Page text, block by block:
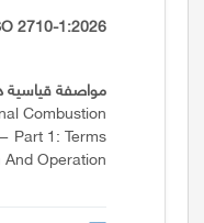
2710-1:2026
مواصفة قياسية
Combustion
Part 1: Terms
Operation